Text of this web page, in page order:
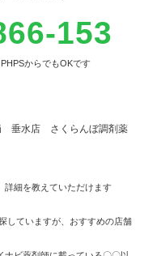
153
からでもOKです
垂水店 さくらんぼ調剤薬
詳細を教えていただけます
していますが、おすすめの店舗